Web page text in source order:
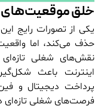
خلق موقعیت‌های
یکی از تصورات رایج
حذف می‌کند، اما
نقش‌های شغلی تازه‌ای
اینترنت باعث
پرداخت دیجیتال و
فرصت‌های شغلی تازه‌ای